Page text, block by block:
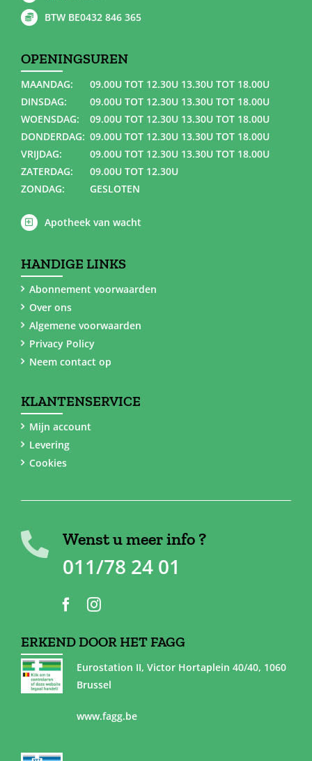
BTW BE0432 846 365
OPENINGSUREN
MAANDAG:
09.00U TOT 12.30U 13.30U TOT 18.00U
DINSDAG:
09.00U TOT 12.30U 13.30U TOT 18.00U
WOENSDAG:
09.00U TOT 12.30U 13.30U TOT 18.00U
DONDERDAG: 09.00U TOT 12.30U 13.30U TOT 18.00U
VRIJDAG:
09.00U TOT 12.30U 13.30U TOT 18.00U
ZATERDAG:
09.00U TOT 12.30U
ZONDAG:
GESLOTEN
Apotheek van wacht
HANDIGE LINKS
Abonnement voorwaarden
Over ons
Algemene voorwaarden
Privacy Policy
Neem contact op
KLANTENSERVICE
Mijn account
Levering
Cookies
Wenst u meer info ?
011/78 24 01
ERKEND DOOR HET FAGG
Eurostation II, Victor Hortaplein 40/40, 1060
Brussel
www.fagg.be